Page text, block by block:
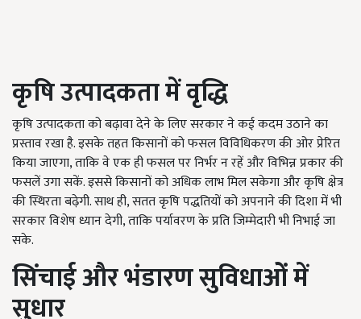
कृषि उत्पादकता में वृद्धि
कृषि उत्पादकता को बढ़ावा देने के लिए सरकार ने कई कदम उठाने का
प्रस्ताव रखा है. इसके तहत किसानों को फसल विविधिकरण की ओर प्रेरित
किया जाएगा, ताकि वे एक ही फसल पर निर्भर न रहें और विभिन्न प्रकार की
फसलें उगा सकें. इससे किसानों को अधिक लाभ मिल सकेगा और कृषि क्षेत्र
की स्थिरता बढ़ेगी. साथ ही, सतत कृषि पद्धतियों को अपनाने की दिशा में भी
सरकार विशेष ध्यान देगी, ताकि पर्यावरण के प्रति जिम्मेदारी भी निभाई जा
सके.
सिंचाई और भंडारण सुविधाओं में
सुधार